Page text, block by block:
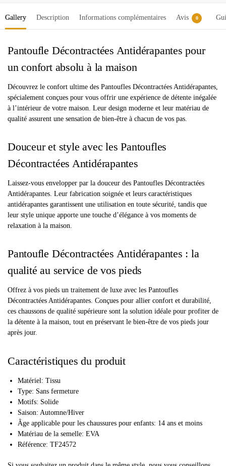
Gallery Description Informations complémentaires Avis 0
Pantoufle Décontractées Antidérapantes pour
un confort absolu à la maison
Découvrez le confort ultime des Pantoufles Décontractées Antidérapantes,
spécialement conçues pour vous offrir une expérience de détente inégalée
à l’intérieur de votre maison. Leur design moderne et leur matériau de
qualité assurent une sensation de bien-être à chacun de vos pas.
Douceur et style avec les Pantoufles
Décontractées Antidérapantes
Laissez-vous envelopper par la douceur des Pantoufles Décontractées
Antidérapantes. Leur fabrication soignée et leurs caractéristiques
antidérapantes garantissent une utilisation en toute sécurité, tandis que
leur style unique apporte une touche d’élégance à vos moments de
relaxation à la maison.
Pantoufle Décontractées Antidérapantes : la
qualité au service de vos pieds
Offrez à vos pieds un traitement de luxe avec les Pantoufles
Décontractées Antidérapantes. Conçues pour allier confort et durabilité,
ces chaussons de qualité supérieure sont la solution idéale pour profiter de
la détente à la maison, tout en préservant le bien-être de vos pieds jour
après jour.
Caractéristiques du produit
Matériel: Tissu
Type: Sans fermeture
Motifs: Solide
Saison: Automne/Hiver
Âge applicable pour les chaussures pour enfants: 14 ans et moins
Matériau de la semelle: EVA
Référence: TF24572